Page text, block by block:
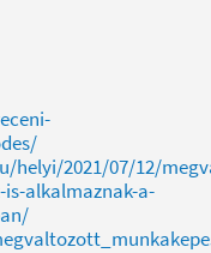
helyi/2021/07/12/
alkalmaznak-a-